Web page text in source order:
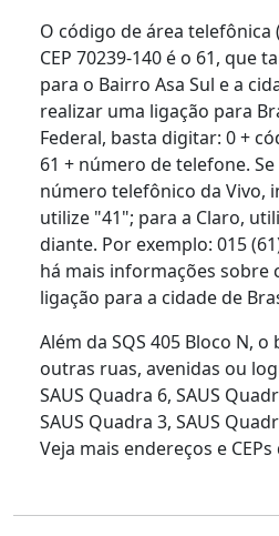
O código de área telefônica
CEP 70239-140 é o 61, que
para o Bairro Asa Sul e a
realizar uma ligação para
Federal, basta digitar: 0 +
61 + número de telefone.
número telefônico da Vivo,
utilize "41"; para a Claro,
diante. Por exemplo: 015
há mais informações sobre
ligação para a cidade de
Além da SQS 405 Bloco N,
outras ruas, avenidas ou
SAUS Quadra 6, SAUS
SAUS Quadra 3, SAUS
Veja mais endereços e